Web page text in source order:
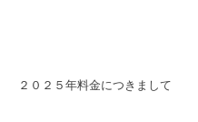
２０２５年料金につきまして